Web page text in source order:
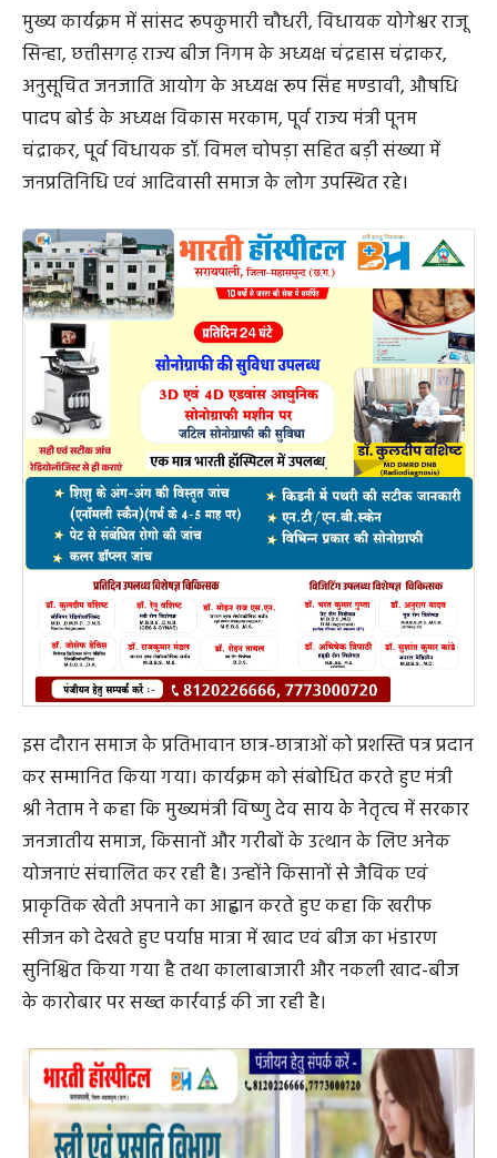
मुख्य कार्यक्रम में सांसद रूपकुमारी चौधरी, विधायक योगेश्वर राजू
सिन्हा, छत्तीसगढ़ राज्य बीज निगम के अध्यक्ष चंद्रहास चंद्राकर,
अनुसूचित जनजाति आयोग के अध्यक्ष रूप सिंह मण्डावी, औषधि
पादप बोर्ड के अध्यक्ष विकास मरकाम, पूर्व राज्य मंत्री पूनम
चंद्राकर, पूर्व विधायक डॉ. विमल चोपड़ा सहित बड़ी संख्या में
जनप्रतिनिधि एवं आदिवासी समाज के लोग उपस्थित रहे।
इस दौरान समाज के प्रतिभावान छात्र-छात्राओं को प्रशस्ति पत्र प्रदान
कर सम्मानित किया गया। कार्यक्रम को संबोधित करते हुए मंत्री
श्री नेताम ने कहा कि मुख्यमंत्री विष्णु देव साय के नेतृत्व में सरकार
जनजातीय समाज, किसानों और गरीबों के उत्थान के लिए अनेक
योजनाएं संचालित कर रही है। उन्होंने किसानों से जैविक एवं
प्राकृतिक खेती अपनाने का आह्वान करते हुए कहा कि खरीफ
सीजन को देखते हुए पर्याप्त मात्रा में खाद एवं बीज का भंडारण
के कारोबार पर सख्त कार्रवाई की जा रही है।